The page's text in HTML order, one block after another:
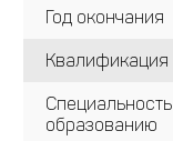
Год окончания
Квалификация
образованию